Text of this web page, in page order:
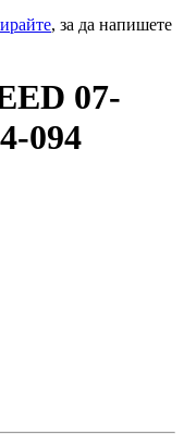
, за да напишете
07-
094